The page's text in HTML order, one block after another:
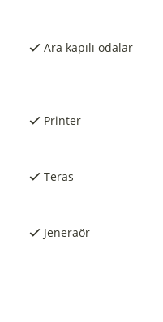
Ara kapılı odalar
Printer
Teras
Jeneraör